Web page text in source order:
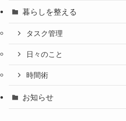
暮らしを整える
タスク管理
日々のこと
時間術
お知らせ